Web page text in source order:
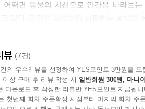
합니다.
‘모든 존재는 폭력 앞에서 떤다. 모두 죽
그리스의 철학자인 피타고라스에게도 영
어쩌면 동물의 시선으로 인간을 바라보
. 세상에 거의 모든 동물이 등장하고, 말
물뿐 아니라 비인간 동물도 존중받아야 하
뷰 (7건)
의 우수리뷰를 선정하여 YES포인트 3만원을 드
이상 구매 후 리뷰 작성 시 일반회원 300원, 마니
다운로드 후 작성한 리뷰만 YES포인트 지급됩니
첫번째 회차 주문확정 시점부터 마지막 회차 주